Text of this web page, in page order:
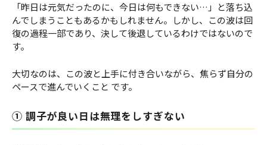
「昨日は元気だったのに、今日は何もできない…」と落ち込
んでしまうこともあるかもしれません。しかし、この波は回
復の過程一部であり、決して後退しているわけではないので
す。
大切なのは、この波と上手に付き合いながら、焦らず自分の
ペースで進んでいくこと です。
① 調子が良い日は無理をしすぎない